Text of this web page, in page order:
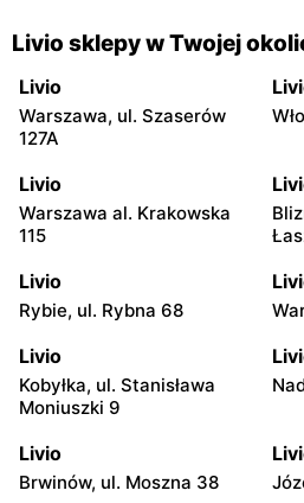
Livio sklepy w Twojej
Livio
Warszawa, ul. Szaserów
127A
Livio
Warszawa al. Krakowska
115
Livio
Rybie, ul. Rybna 68
Livio
Kobyłka, ul. Stanisława
Moniuszki 9
Livio
Brwinów, ul. Moszna 38